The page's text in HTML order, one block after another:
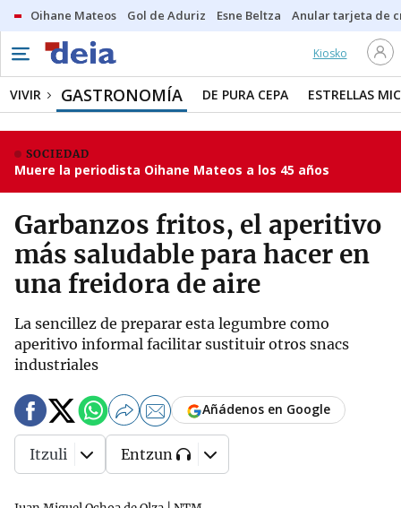
Oihane Mateos Gol de Aduriz Esne Beltza Anular tarjeta de
Kiosko
VIVIR GASTRONOMÍA DE PURA CEPA ESTRELLAS
SOCIEDAD
Muere la periodista Oihane Mateos a los 45 años
Garbanzos fritos, el aperitivo
más saludable para hacer en
una freidora de aire
La sencillez de preparar esta legumbre como
aperitivo informal facilitar sustituir otros snacs
industriales
Añádenos en Google
Itzuli Entzun